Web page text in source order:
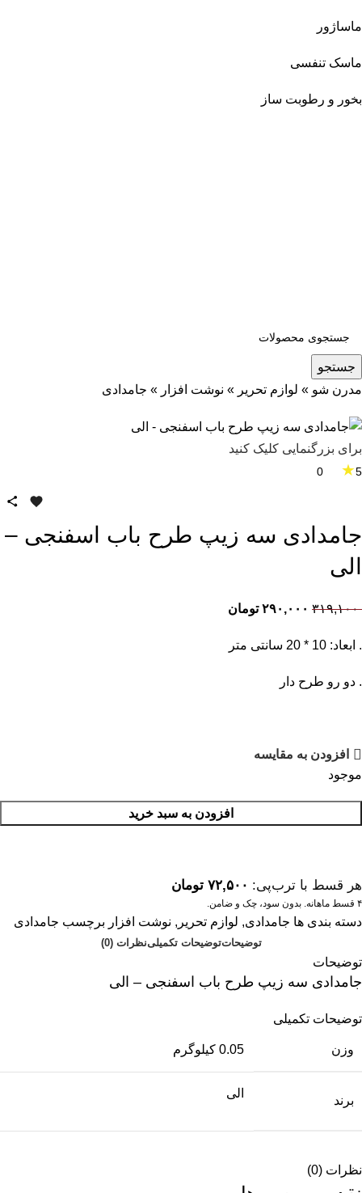
ماساژور
ماسک تنفسی
بخور و رطوبت ساز
جستجو
مدرن شو » لوازم تحریر » نوشت افزار » جامدادی
برای بزرگنمایی کلیک کنید
5
★
جامدادی سه زیپ طرح باب اسفنجی –
الی
۳۱۹,۱۰۰ ۲۹۰,۰۰۰ تومان
. ابعاد: 10 * 20 سانتی متر
. دو رو طرح دار
افزودن به مقایسه
موجود
افزودن به سبد خرید
هر قسط با ترب‌پی: ۷۲,۵۰۰ تومان
۴ قسط ماهانه. بدون سود، چک و ضامن.
دسته بندی ها جامدادی, لوازم تحریر , نوشت افزار برچسب جامدادی
توضیحاتتوضیحات تکمیلینظرات (0)
توضیحات
جامدادی سه زیپ طرح باب اسفنجی – الی
توضیحات تکمیلی
وزن 0.05 کیلوگرم
برند
الی
نظرات (0)